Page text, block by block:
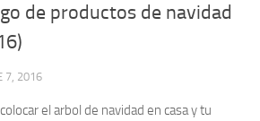
de productos de navidad
7, 2016
el arbol de navidad en casa y tu